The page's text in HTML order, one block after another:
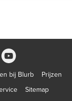
bij Blurb
Prijzen
Sitemap